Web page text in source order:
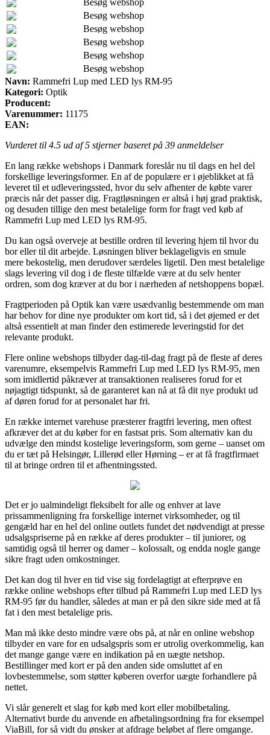
Besøg webshop
Besøg webshop
Besøg webshop
Besøg webshop
Besøg webshop
Navn: Rammefri Lup med LED lys RM-95
Kategori: Optik
Producent:
Varenummer: 11175
EAN:
Vurderet til 4.5 ud af 5 stjerner baseret på 39 anmeldelser
En lang række webshops i Danmark foreslår nu til dags en hel del
forskellige leveringsformer. En af de populære er i øjeblikket at få
leveret til et udleveringssted, hvor du selv afhenter de købte varer
præcis når det passer dig. Fragtløsningen er altså i høj grad praktisk,
og desuden tillige den mest betalelige form for fragt ved køb af
Rammefri Lup med LED lys RM-95.
Du kan også overveje at bestille ordren til levering hjem til hvor du
bor eller til dit arbejde. Løsningen bliver beklageligvis en smule
mere bekostelig, men derudover særdeles ligetil. Den mest betalelige
slags levering vil dog i de fleste tilfælde være at du selv henter
ordren, som dog kræver at du bor i nærheden af netshoppens bopæl.
Fragtperioden på Optik kan være usædvanlig bestemmende om man
har behov for dine nye produkter om kort tid, så i det øjemed er det
altså essentielt at man finder den estimerede leveringstid for det
relevante produkt.
Flere online webshops tilbyder dag-til-dag fragt på de fleste af deres
varenumre, eksempelvis Rammefri Lup med LED lys RM-95, men
som imidlertid påkræver at transaktionen realiseres forud for et
nøjagtigt tidspunkt, så de garanteret kan nå at få dit nye produkt ud
af døren forud for at personalet har fri.
En række internet varehuse præsterer fragtfri levering, men oftest
afkræver det at du køber for en fastsat pris. Som alternativ kan du
udvælge den mindst kostelige leveringsform, som gerne – uanset om
du er tæt på Helsingør, Lillerød eller Hørning – er at få fragtfirmaet
til at bringe ordren til et afhentningssted.
Det er jo ualmindeligt fleksibelt for alle og enhver at lave
prissammenligning fra forskellige internet virksomheder, og til
gengæld har en hel del online outlets fundet det nødvendigt at presse
udsalgspriserne på en række af deres produkter – til juniorer, og
samtidig også til herrer og damer – kolossalt, og endda nogle gange
sikre fragt uden omkostninger.
Det kan dog til hver en tid vise sig fordelagtigt at efterprøve en
række online webshops efter tilbud på Rammefri Lup med LED lys
RM-95 før du handler, således at man er på den sikre side med at få
fat i den mest betalelige pris.
Man må ikke desto mindre være obs på, at når en online webshop
tilbyder en vare for en udsalgspris som er utrolig overkommelig, kan
det mange gange være en indikation på en uægte netshop.
Bestillinger med kort er på den anden side omsluttet af en
lovbestemmelse, som støtter køberen overfor uægte forhandlere på
nettet.
Vi slår generelt et slag for køb med kort eller mobilbetaling.
Alternativt burde du anvende en afbetalingsordning fra for eksempel
ViaBill, for så vidt du ønsker at afdrage beløbet af flere omgange.